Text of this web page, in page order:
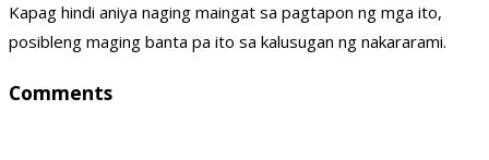
Kapag hindi aniya naging maingat sa pagtapon ng mga ito,
posibleng maging banta pa ito sa kalusugan ng nakararami.
Comments